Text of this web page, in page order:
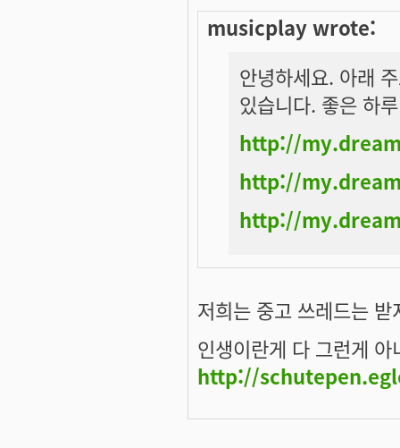
musicplay wrote:
안녕하세요. 아래
있습니다. 좋은 하
http://
http://
http://
저희는 중고 쓰레드는
인생이란게 다 그런게
http://